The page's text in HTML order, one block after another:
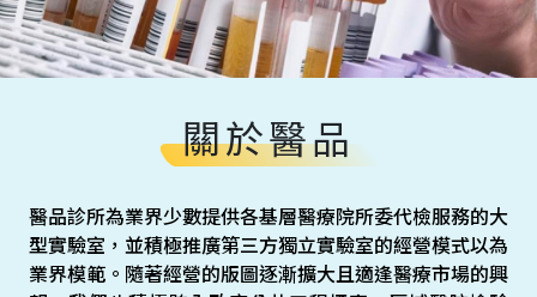
關於醫品
醫品診所為業界少數提供各基層醫療院所委代檢服務的大
型實驗室，並積極推廣第三方獨立實驗室的經營模式以為
業界模範。隨著經營的版圖逐漸擴大且適逢醫療市場的興